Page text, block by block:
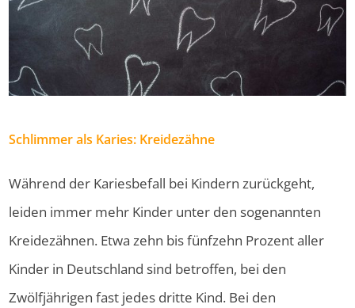
Schlimmer als Karies: Kreidezähne
Während der Kariesbefall bei Kindern zurückgeht,
leiden immer mehr Kinder unter den sogenannten
Kreidezähnen. Etwa zehn bis fünfzehn Prozent aller
Kinder in Deutschland sind betroffen, bei den
Zwölfjährigen fast jedes dritte Kind. Bei den